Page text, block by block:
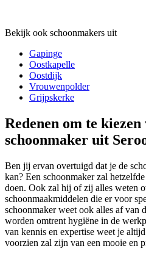
Bekijk ook schoonmakers uit
Gapinge
Oostkapelle
Oostdijk
Vrouwenpolder
Grijpskerke
Redenen om te kiezen
schoonmaker uit
Ben jij ervan overtuigd dat je de
kan? Een schoonmaker zal
doen. Ook zal hij of zij alles weten
schoonmaakmiddelen die er voor
schoonmaker weet ook alles af van
worden omtrent hygiëne in de
van kennis en expertise weet je
voorzien zal zijn van een mooie en